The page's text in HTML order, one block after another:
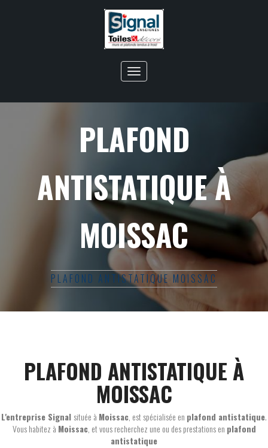
Toggle
navigation
PLAFOND
ANTISTATIQUE À
MOISSAC
PLAFOND ANTISTATIQUE MOISSAC
PLAFOND ANTISTATIQUE À
MOISSAC
L'entreprise Signal située à Moissac, est spécialisée en plafond antistatique.
Vous habitez à Moissac, et vous recherchez une ou des prestations en plafond
antistatique